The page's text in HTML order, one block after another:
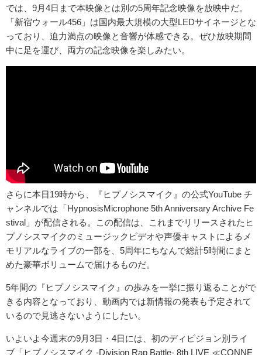
では、9月4日まで本映像とは別の5周年記念映像を放映中だ。
「新宿ウォール456」は国内最大規模の大型LEDサイネージとな
っており、迫力満点の映像と音響が体感できる。ぜひ放映期間
中に足を運び、両方の記念映像を楽しみたい。
さらに本日19時から、『ヒプノシスマイク』の公式YouTube チ
ャンネルでは「HypnosisMicrophone 5th Anniversary Archive Fe
stival」が配信される。この配信は、これまでリリースされたヒ
プノシスマイクのミュージックビデオや声優キャストによるメ
モリアルなライブの一部を、5周年にちなんで総計5時間にまと
めた豪華ボリュームで届けるものだ。
5年間の『ヒプノシスマイク』の歩みを一挙に振り返ることがで
きる内容となっており、動画内では新情報の発表も予定されて
いるので見逃さないようにしたい。
いよいよ今週末の9月3日・4日には、初のディビジョン別ライ
ブ「ヒプノシスマイク -Division Rap Battle- 8th LIVE ≪CONNE